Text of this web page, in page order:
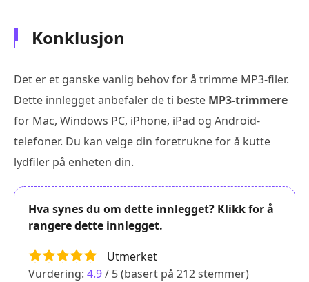
Konklusjon
Det er et ganske vanlig behov for å trimme MP3-filer.
Dette innlegget anbefaler de ti beste MP3-trimmere
for Mac, Windows PC, iPhone, iPad og Android-
telefoner. Du kan velge din foretrukne for å kutte
lydfiler på enheten din.
Hva synes du om dette innlegget? Klikk for å
rangere dette innlegget.
Utmerket
Vurdering: 4.9/ 5 (basert på 212stemmer)